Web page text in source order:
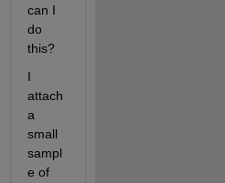
can I
do
this?
I
attach
a
small
sampl
e of